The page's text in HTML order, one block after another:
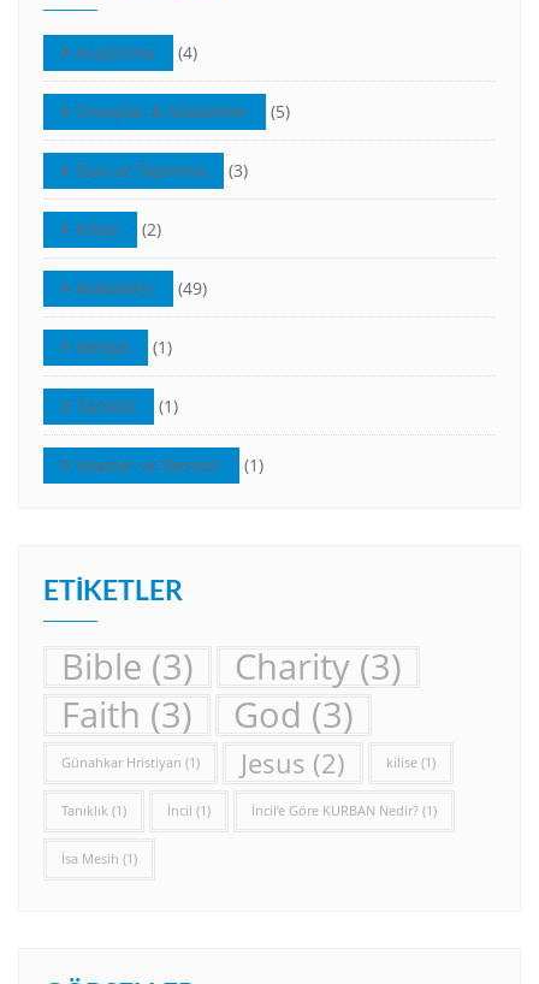
Araştırma (4)
Cevaplar & Makaleler (5)
Dua ve Tapınma (3)
Kilise (2)
Makaleler (49)
Medya (1)
Tanıklık (1)
Vaazlar ve Dersler (1)
ETIKETLER
Bible (3) Charity (3)
Faith (3) God (3)
Günahkar Hristiyan (1) Jesus (2) kilise (1)
Tanıklık (1) İncil (1) İncil’e Göre KURBAN Nedir? (1)
İsa Mesih (1)